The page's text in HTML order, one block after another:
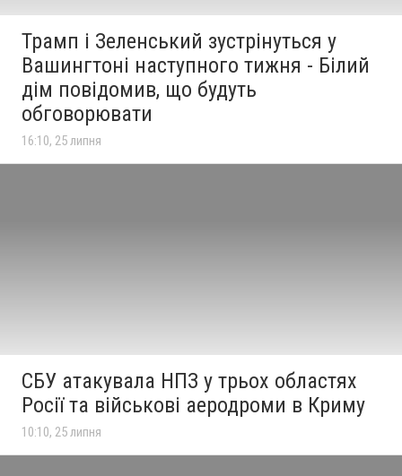
Трамп і Зеленський зустрінуться у
Вашингтоні наступного тижня - Білий
дім повідомив, що будуть
обговорювати
16:10, 25 липня
СБУ атакувала НПЗ у трьох областях
Росії та військові аеродроми в Криму
10:10, 25 липня